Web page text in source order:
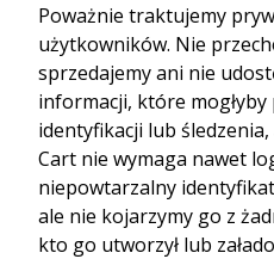
Poważnie traktujemy
użytkowników. Nie
sprzedajemy ani nie
informacji, które mogłyby
identyfikacji lub
Cart nie wymaga nawet
niepowtarzalny
ale nie kojarzymy go z
kto go utworzył lub